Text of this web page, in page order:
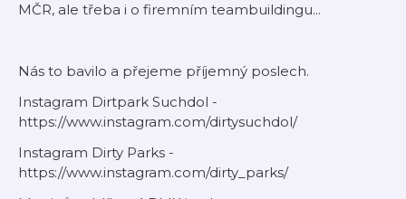
MČR, ale třeba i o firemním teambuildingu...
Nás to bavilo a přejeme příjemný poslech.
Instagram Dirtpark Suchdol -
https://www.instagram.com/dirtysuchdol/
Instagram Dirty Parks -
https://www.instagram.com/dirty_parks/